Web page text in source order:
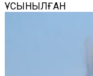
ҰСЫНЫЛҒАН